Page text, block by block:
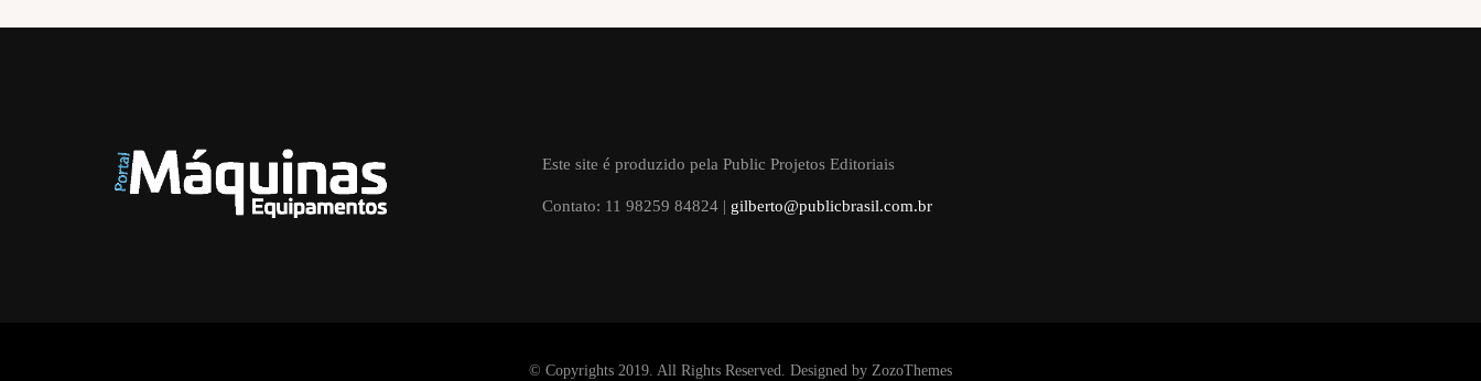
Este site é produzido pela Public Projetos Editoriais
Contato: 11 98259 84824 | gilberto@publicbrasil.com.br
© Copyrights 2019. All Rights Reserved. Designed by ZozoThemes